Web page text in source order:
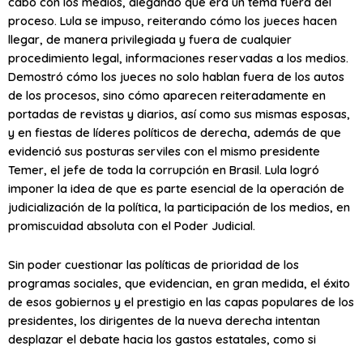
proceso. Lula se impuso, reiterando cómo los jueces hacen
llegar, de manera privilegiada y fuera de cualquier
procedimiento legal, informaciones reservadas a los medios.
Demostró cómo los jueces no solo hablan fuera de los autos
de los procesos, sino cómo aparecen reiteradamente en
portadas de revistas y diarios, así como sus mismas esposas,
y en fiestas de líderes políticos de derecha, además de que
evidenció sus posturas serviles con el mismo presidente
Temer, el jefe de toda la corrupción en Brasil. Lula logró
imponer la idea de que es parte esencial de la operación de
judicialización de la política, la participación de los medios, en
promiscuidad absoluta con el Poder Judicial.
Sin poder cuestionar las políticas de prioridad de los
programas sociales, que evidencian, en gran medida, el éxito
de esos gobiernos y el prestigio en las capas populares de los
presidentes, los dirigentes de la nueva derecha intentan
desplazar el debate hacia los gastos estatales, como si